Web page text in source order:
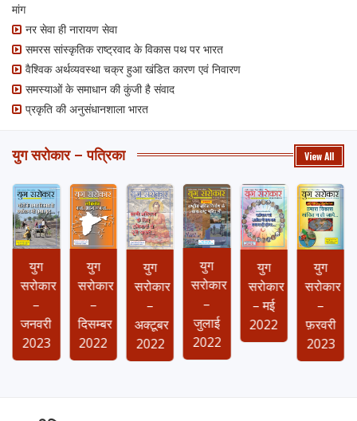
मांग
नर सेवा ही नारायण सेवा
समरस सांस्कृतिक राष्ट्रवाद के विकास पथ पर भारत
वैश्विक अर्थव्यवस्था चक्र हुआ खंडित कारण एवं निवारण
समस्याओं के समाधान की कुंजी है संवाद
प्रकृति की अनुसंधानशाला भारत
युग सरोकार – पत्रिका View All
युग
सरोकार
–
जनवरी
2023
युग
सरोकार
–
दिसम्बर
2022
युग
सरोकार
–
अक्टूबर
2022
युग
सरोकार
–
जुलाई
2022
युग
सरोकार
– मई
2022
युग
सरोकार
–
फ़रवरी
2023